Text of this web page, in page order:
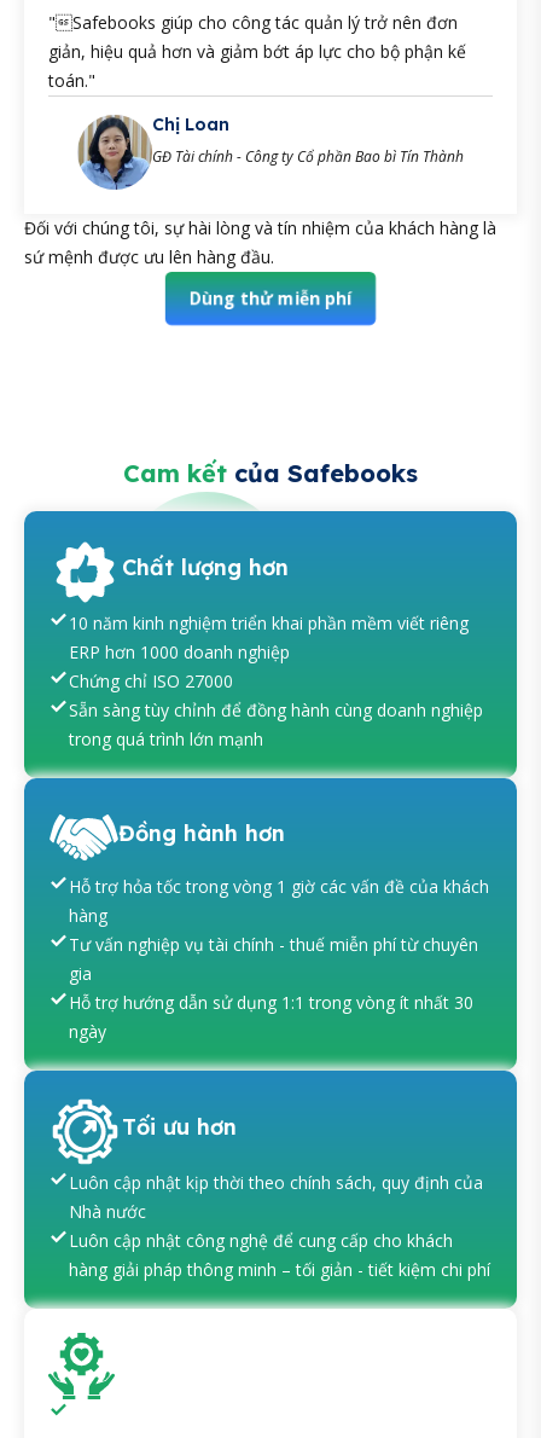
"Safebooks giúp cho công tác quản lý trở nên đơn
giản, hiệu quả hơn và giảm bớt áp lực cho bộ phận kế
toán."
Chị Loan
GĐ Tài chính - Công ty Cổ phần Bao bì Tín Thành
Đối với chúng tôi, sự hài lòng và tín nhiệm của khách hàng là
sứ mệnh được ưu lên hàng đầu.
Dùng thử miễn phí
Cam kết của Safebooks
Chất lượng hơn
10 năm kinh nghiệm triển khai phần mềm viết riêng
ERP hơn 1000 doanh nghiệp
Chứng chỉ ISO 27000
Sẵn sàng tùy chỉnh để đồng hành cùng doanh nghiệp
trong quá trình lớn mạnh
Đồng hành hơn
Hỗ trợ hỏa tốc trong vòng 1 giờ các vấn đề của khách
hàng
Tư vấn nghiệp vụ tài chính - thuế miễn phí từ chuyên
gia
Hỗ trợ hướng dẫn sử dụng 1:1 trong vòng ít nhất 30
ngày
Tối ưu hơn
Luôn cập nhật kịp thời theo chính sách, quy định của
Nhà nước
Luôn cập nhật công nghệ để cung cấp cho khách
hàng giải pháp thông minh – tối giản - tiết kiệm chi phí